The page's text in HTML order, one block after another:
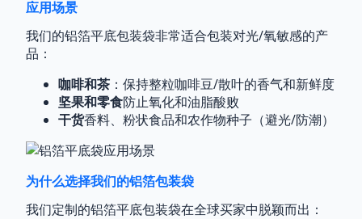
应用场景
我们的铝箔平底包装袋非常适合包装对光/氧敏感的产
品：
咖啡和茶：保持整粒咖啡豆/散叶的香气和新鲜度
坚果和零食防止氧化和油脂酸败
干货香料、粉状食品和农作物种子（避光/防潮）
为什么选择我们的铝箔包装袋
我们定制的铝箔平底包装袋在全球买家中脱颖而出：